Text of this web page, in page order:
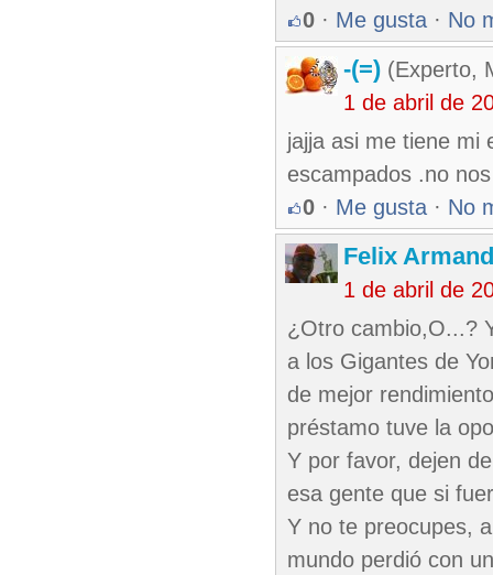
0 · Me gusta · No
-(=) (Experto,
1 de abril de
jajja asi me tiene mi
escampados .no
0 · Me gusta · No
Felix
1 de abril de
¿Otro cambio,O...?
a los Gigantes de
de mejor
préstamo tuve la
Y por favor, dejen
esa gente que si
Y no te preocupes,
mundo perdió con